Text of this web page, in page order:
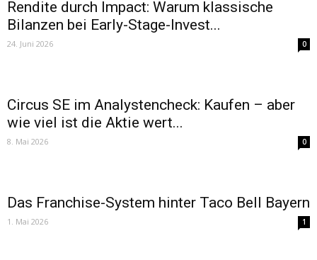
Rendite durch Impact: Warum klassische
Bilanzen bei Early-Stage-Invest...
24. Juni 2026 0
Circus SE im Analystencheck: Kaufen – aber
wie viel ist die Aktie wert...
8. Mai 2026 0
Das Franchise-System hinter Taco Bell Bayern
1. Mai 2026 1